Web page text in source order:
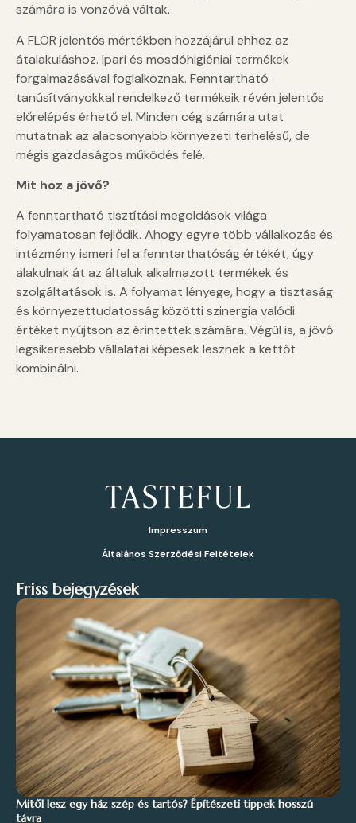
számára is vonzóvá váltak.
A FLOR jelentős mértékben hozzájárul ehhez az
átalakuláshoz. Ipari és mosdóhigiéniai termékek
forgalmazásával foglalkoznak. Fenntartható
tanúsítványokkal rendelkező termékeik révén jelentős
előrelépés érhető el. Minden cég számára utat
mutatnak az alacsonyabb környezeti terhelésű, de
mégis gazdaságos működés felé.
Mit hoz a jövő?
A fenntartható tisztítási megoldások világa
folyamatosan fejlődik. Ahogy egyre több vállalkozás és
intézmény ismeri fel a fenntarthatóság értékét, úgy
alakulnak át az általuk alkalmazott termékek és
szolgáltatások is. A folyamat lényege, hogy a tisztaság
és környezettudatosság közötti szinergia valódi
értéket nyújtson az érintettek számára. Végül is, a jövő
legsikeresebb vállalatai képesek lesznek a kettőt
kombinálni.
Impresszum
Általános Szerződési Feltételek
Friss bejegyzések
Mitől lesz egy ház szép és tartós? Építészeti tippek hosszú
távra